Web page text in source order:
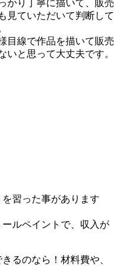
かり丁寧に描いて、販売
見ていただいて判断して
目線で作品を描いて販売
いと思って大丈夫です。
習った事があります
ルペイントで、収入が
るのなら！材料費や、